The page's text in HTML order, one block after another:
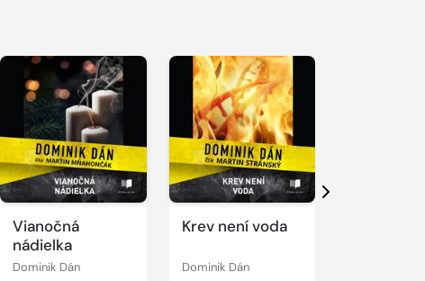
Vianočná
nádielka
Dominik Dán
Přehrát
ukázku
Krev není voda
Dominik Dán
Přehrát
ukázku
Další